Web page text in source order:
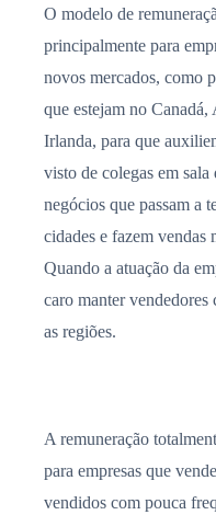
O modelo de
principalmente para
novos mercados, como
que estejam no
Irlanda, para que
visto de colegas em sala
negócios que passam a
cidades e fazem vendas
Quando a atuação da
caro manter vendedores
as regiões.
A remuneração
para empresas que
vendidos com pouca